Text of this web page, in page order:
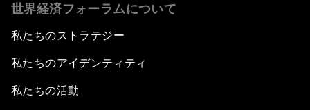
世界経済フォーラムについて
私たちのストラテジー
私たちのアイデンティティ
私たちの活動